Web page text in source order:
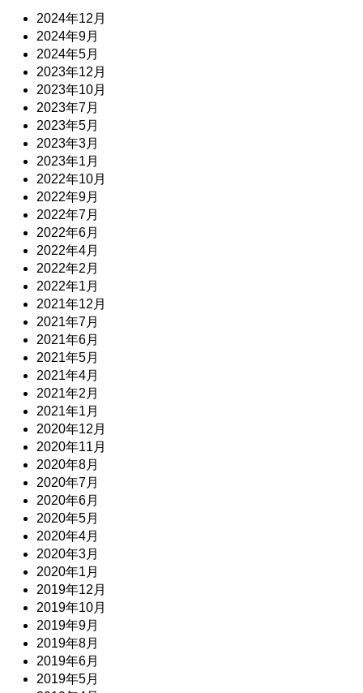
2024年12月
2024年9月
2024年5月
2023年12月
2023年10月
2023年7月
2023年5月
2023年3月
2023年1月
2022年10月
2022年9月
2022年7月
2022年6月
2022年4月
2022年2月
2022年1月
2021年12月
2021年7月
2021年6月
2021年5月
2021年4月
2021年2月
2021年1月
2020年12月
2020年11月
2020年8月
2020年7月
2020年6月
2020年5月
2020年4月
2020年3月
2020年1月
2019年12月
2019年10月
2019年9月
2019年8月
2019年6月
2019年5月